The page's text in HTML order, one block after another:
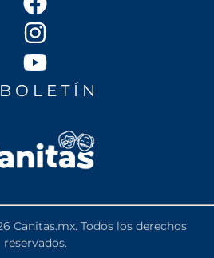
B O L E T Í N
Canitas.mx. Todos los derechos
reservados.